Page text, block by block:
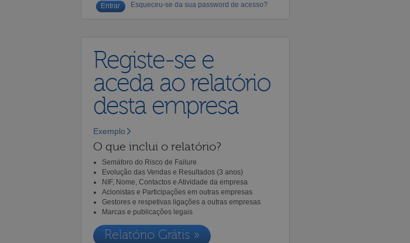
Esqueceu-se da sua password de acesso?
Registe-se e
aceda ao relatório
desta empresa
Exemplo
O que inclui o relatório?
Semáforo do Risco de Failure
Evolução das Vendas e Resultados (3 anos)
NIF, Nome, Contactos e Atividade da empresa
Acionistas e Participações em outras empresas
Gestores e respetivas ligações a outras empresas
Marcas e publicações legais
Relatório Grátis »